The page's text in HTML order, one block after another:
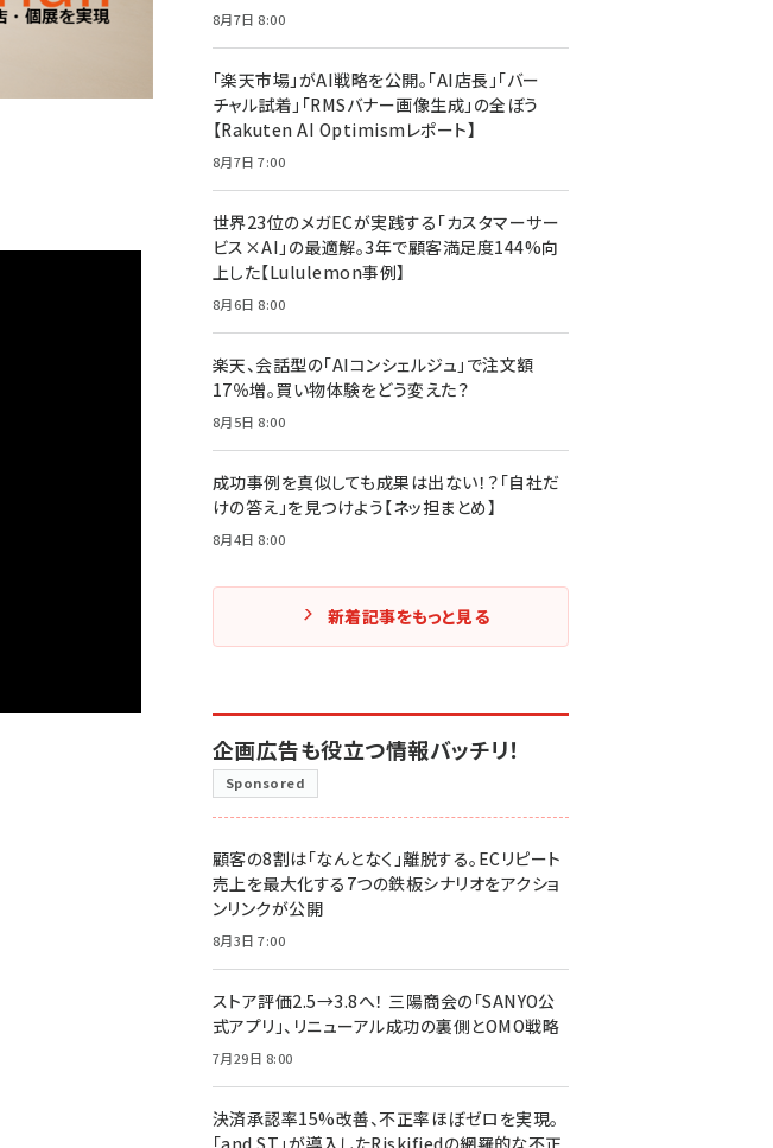
8月7日 8:00
「楽天市場」がAI戦略を公開。「AI店長」「バー
チャル試着」「RMSバナー画像生成」の全ぼう
【Rakuten AI Optimismレポート】
8月7日 7:00
世界23位のメガECが実践する「カスタマーサー
ビス×AI」の最適解。3年で顧客満足度144%向
上した【Lululemon事例】
8月6日 8:00
楽天、会話型の「AIコンシェルジュ」で注文額
17％増。買い物体験をどう変えた？
8月5日 8:00
成功事例を真似しても成果は出ない！？「自社だ
けの答え」を見つけよう【ネッ担まとめ】
8月4日 8:00
新着記事をもっと見る
企画広告も役立つ情報バッチリ！
Sponsored
顧客の8割は「なんとなく」離脱する。ECリピート
売上を最大化する7つの鉄板シナリオをアクショ
ンリンクが公開
8月3日 7:00
ストア評価2.5→3.8へ！ 三陽商会の「SANYO公
式アプリ」、リニューアル成功の裏側とOMO戦略
7月29日 8:00
決済承認率15%改善、不正率ほぼゼロを実現。
「and ST」が導入したRiskifiedの網羅的な不正